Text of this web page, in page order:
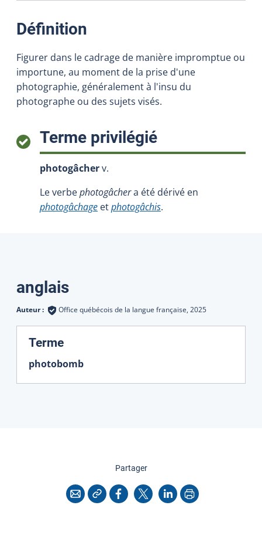
Définition
Figurer dans le cadrage de manière impromptue ou
importune, au moment de la prise d'une
photographie, généralement à l'insu du
photographe ou des sujets visés.
Terme privilégié:
photogâcherv.
Le verbephotogâchera été dérivé en
photogâchage etphotogâchis.
Traductions
anglais
Auteur : Office québécois de la langue française, 2025
Terme:
photobomb
Partagercette page
CourrielCopier l'adresse
Facebook
X LinkedInImprimer